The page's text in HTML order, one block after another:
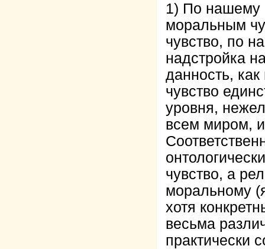
1) По нашему
моральным
чувство, по
надстройка
данность,
чувство
уровня,
всем миром,
чувство, а
моральному
хотя
весьма
практически